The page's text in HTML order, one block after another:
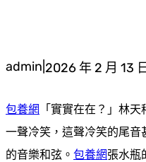
admin 2026 年 2 月 13
包養網 「實實在在？」林天
一聲冷笑，這聲冷笑的尾音
的音樂和弦。 包養網張水瓶